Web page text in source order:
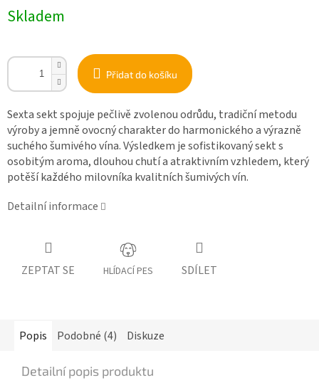
cena:
Skladem
Přidat do košíku
Sexta sekt spojuje pečlivě zvolenou odrůdu, tradiční metodu
výroby a jemně ovocný charakter do harmonického a výrazně
suchého šumivého vína. Výsledkem je sofistikovaný sekt s
osobitým aroma, dlouhou chutí a atraktivním vzhledem, který
potěší každého milovníka kvalitních šumivých vín.
Detailní informace
ZEPTAT SE HLÍDACÍ PES SDÍLET
Popis Podobné (4) Diskuze
Detailní popis produktu